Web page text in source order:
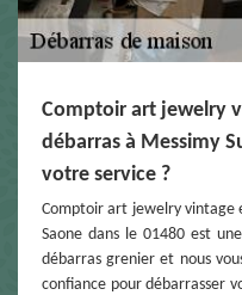
Comptoir art jewelry
débarras à Messimy
votre service ?
Comptoir art jewelry vintage
Saone dans le 01480 est
débarras grenier et nous
confiance pour débarrasser